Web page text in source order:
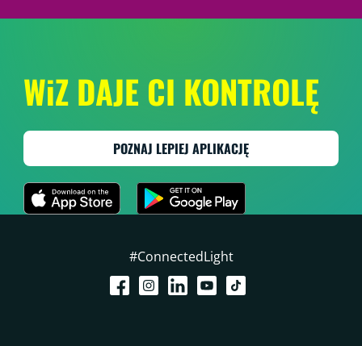
WiZ DAJE CI KONTROLĘ
POZNAJ LEPIEJ APLIKACJĘ
#ConnectedLight